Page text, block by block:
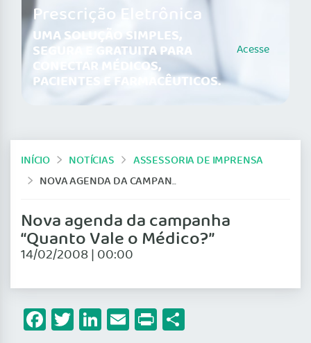
Prescrição Eletrônica
UMA SOLUÇÃO SIMPLES,
SEGURA E GRATUITA PARA
CONECTAR MÉDICOS,
PACIENTES E FARMACÊUTICOS.
Acesse
INÍCIO NOTÍCIAS
ASSESSORIA DE IMPRENSA
NOVA AGENDA DA CAMPANHA “QUANTO VALE O MÉDICO?”
Nova agenda da campanha
“Quanto Vale o Médico?”
14/02/2008 | 00:00
Facebook
Twitter
LinkedIn
Email
Print